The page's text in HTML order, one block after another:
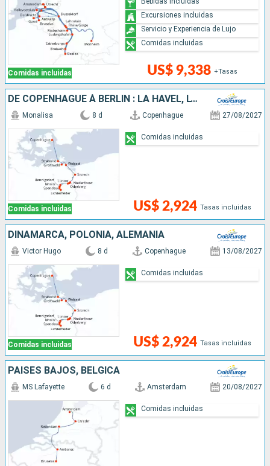
Comidas incluidas US$ 9,338 +Tasas
Excursiones incluidas
Servicio y Experiencia de Lujo
Comidas incluidas
DE COPENHAGUE À BERLIN : LA HAVEL, L'ODER ET LA MER BALTIQUE
Comidas incluidas
Monalisa 8 d Copenhague 27/08/2027
US$ 2,924 Tasas incluidas
Comidas incluidas
DINAMARCA, POLONIA, ALEMANIA
Comidas incluidas
Victor Hugo 8 d Copenhague 13/08/2027
US$ 2,924 Tasas incluidas
Comidas incluidas
PAISES BAJOS, BÉLGICA
MS Lafayette 6 d Amsterdam 20/08/2027
Comidas incluidas